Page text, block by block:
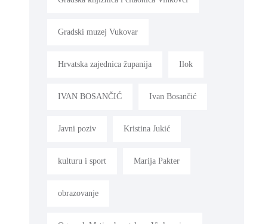
Gradski muzej Vukovar
Hrvatska zajednica županija Ilok
IVAN BOSANČIĆ Ivan Bosančić
Javni poziv Kristina Jukić
kulturu i sport Marija Pakter
obrazovanje